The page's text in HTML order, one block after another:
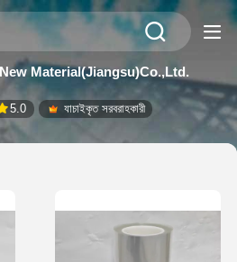
Material(Jiangsu)Co.,Ltd.
5.0 যাচাইকৃত সরবরাহকারী